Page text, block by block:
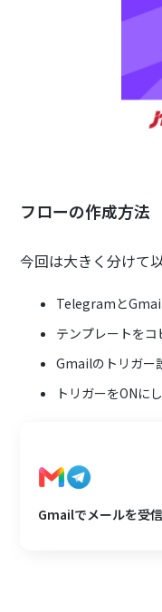
フローの作成方法
今回は大きく分けて
Telegramと
テンプレートをコ
Gmailのトリガー
トリガーをONに
Gmailでメールを受